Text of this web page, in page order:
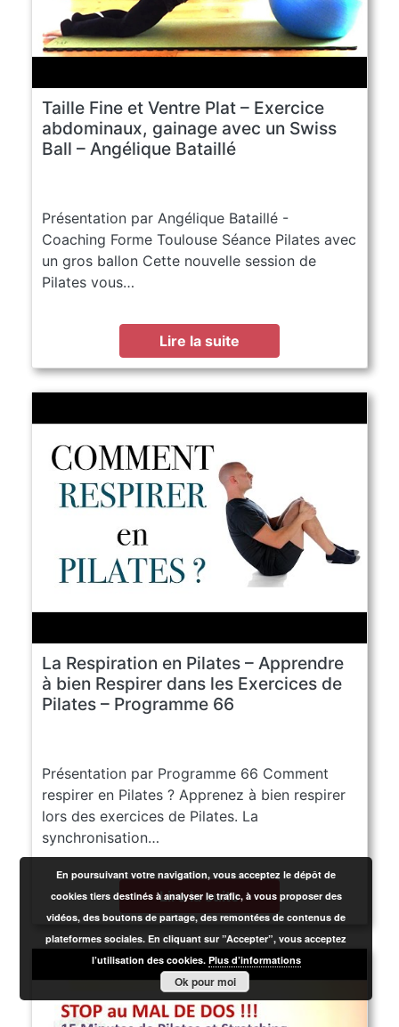
Taille Fine et Ventre Plat – Exercice
abdominaux, gainage avec un Swiss
Ball – Angélique Bataillé
Présentation par Angélique Bataillé -
Coaching Forme Toulouse Séance Pilates avec
un gros ballon Cette nouvelle session de
Pilates vous…
Lire la suite
La Respiration en Pilates – Apprendre
à bien Respirer dans les Exercices de
Pilates – Programme 66
Présentation par Programme 66 Comment
respirer en Pilates ? Apprenez à bien respirer
lors des exercices de Pilates. La
synchronisation…
Lire la suite
En poursuivant votre navigation, vous acceptez le dépôt de
cookies tiers destinés à analyser le trafic, à vous proposer des
vidéos, des boutons de partage, des remontées de contenus de
plateformes sociales. En cliquant sur ”Accepter”, vous acceptez
l’utilisation des cookies. Plus d’informations
Ok pour moi